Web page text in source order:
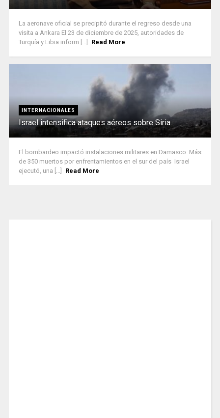
La aeronave oficial se precipitó durante el regreso desde una
visita a Ankara El 23 de diciembre de 2025, autoridades de
Turquía y Libia inform [...]
Read More
INTERNACIONALES
Israel intensifica ataques aéreos sobre Siria
El bombardeo impactó instalaciones militares en Damasco Más
de 350 muertos por enfrentamientos en el sur del país Israel
ejecutó, una [...]
Read More